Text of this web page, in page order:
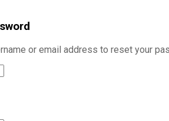
or email address to reset your